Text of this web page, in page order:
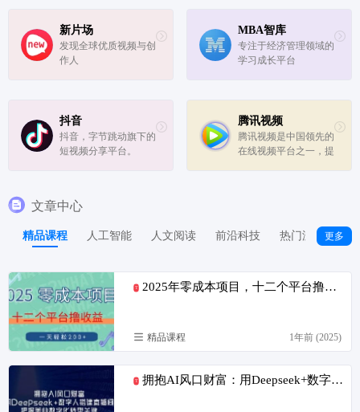
新片场
发现全球优质视频与创
作人
MBA智库
专注于经济管理领域的
学习成长平台
抖音
抖音，字节跳动旗下的
短视频分享平台。
腾讯视频
腾讯视频是中国领先的
在线视频平台之一，提
文章中心
精品课程 人工智能 人文阅读 前沿科技 热门游戏 更多
T 2025年零成本项目，十二个平台撸收益，单号一天轻松200+
精品课程 1年前 (2025)
T 拥抱AI风口财富：用Deepseek+数字人搭建直播间，把握美业数字化转型关键